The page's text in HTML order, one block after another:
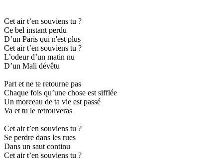
Cet air t’en souviens tu ?
Ce bel instant perdu
D’un Paris qui n'est plus
Cet air t’en souviens tu ?
L’odeur d’un matin nu
D’un Mali dévêtu
Part et ne te retourne pas
Chaque fois qu’une chose est sifflée
Un morceau de ta vie est passé
Va et tu le retrouveras
Cet air t’en souviens tu ?
Se perdre dans les rues
Dans un saut continu
Cet air t’en souviens tu ?